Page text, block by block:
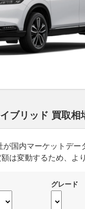
ブリッド 買取相
が国内マーケットデ
は変動するため、よ
グレード